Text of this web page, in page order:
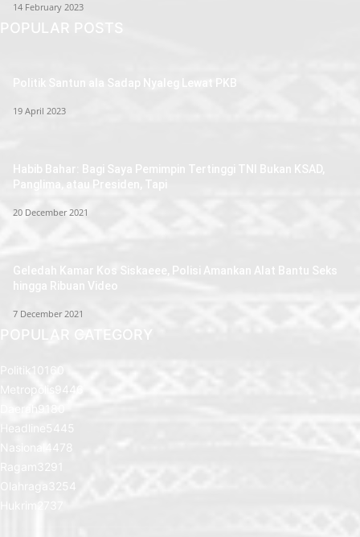
14 February 2023
POPULAR POSTS
Politik Santun ala Sadap Nyaleg Lewat PKB
19 April 2023
Habib Bahar: Bagi Saya Pemimpin Tertinggi TNI Bukan KSAD,
Panglima, atau Presiden, Tapi
20 December 2021
Geledah Kamar Kos Siskaeee, Polisi Amankan Alat Bantu Seks
hingga Ribuan Video
7 December 2021
POPULAR CATEGORY
Politik
10160
Metropolis
9446
Daerah
Headline
5445
Nasional
4478
Ragam
3291
Olahraga
3254